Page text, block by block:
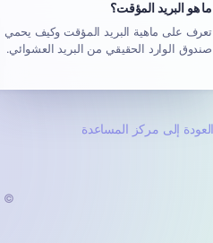
ما هو البريد المؤقت؟
تعرف على ماهية البريد المؤقت وكيف يحمي
صندوق الوارد الحقيقي من البريد العشوائي.
العودة إلى مركز المساعدة
© 2026 mail.td